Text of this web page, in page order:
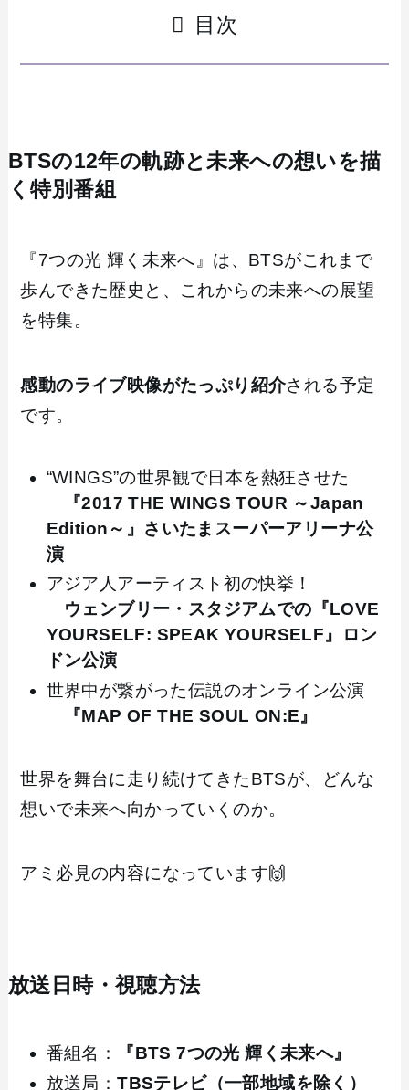
目次
BTSの12年の軌跡と未来への想いを描
く特別番組
『7つの光 輝く未来へ』は、BTSがこれまで
歩んできた歴史と、これからの未来への展望
を特集。
感動のライブ映像がたっぷり紹介される予定
です。
“WINGS”の世界観で日本を熱狂させた
『2017 THE WINGS TOUR ～Japan
Edition～』さいたまスーパーアリーナ公
演
アジア人アーティスト初の快挙！
ウェンブリー・スタジアムでの『LOVE
YOURSELF: SPEAK YOURSELF』ロン
ドン公演
世界中が繋がった伝説のオンライン公演
『MAP OF THE SOUL ON:E』
世界を舞台に走り続けてきたBTSが、どんな
想いで未来へ向かっていくのか。
アミ必見の内容になっています🙌
放送日時・視聴方法
番組名：
『BTS 7つの光 輝く未来へ』
放送局：TBSテレビ（一部地域を除く）